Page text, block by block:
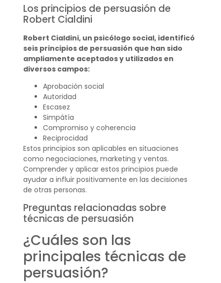
Los principios de persuasión de
Robert Cialdini
Robert Cialdini, un psicólogo social, identificó
seis principios de persuasión que han sido
ampliamente aceptados y utilizados en
diversos campos:
Aprobación social
Autoridad
Escasez
Simpátía
Compromiso y coherencia
Reciprocidad
Estos principios son aplicables en situaciones
como negociaciones, marketing y ventas.
Comprender y aplicar estos principios puede
ayudar a influir positivamente en las decisiones
de otras personas.
Preguntas relacionadas sobre
técnicas de persuasión
¿Cuáles son las
principales técnicas de
persuasión?